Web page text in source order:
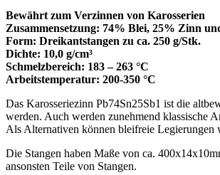
Bewährt zum Verzinnen von Karosserien
Zusammensetzung: 74% Blei, 25% Zinn
Form: Dreikantstangen zu ca. 250 g/Stk.
Dichte: 10,0 g/cm³
Schmelzbereich: 183 – 263 °C
Arbeitstemperatur: 200-350 °C
Das Karosseriezinn Pb74Sn25Sb1 ist die
werden. Auch werden zunehmend klassische
Als Alternativen können bleifreie Legierungen
Die Stangen haben Maße von ca.
ansonsten Teile von Stangen.